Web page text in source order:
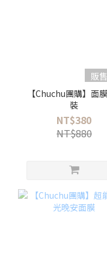
販
【Chuchu團購】面
裝
NT$380
NT$880